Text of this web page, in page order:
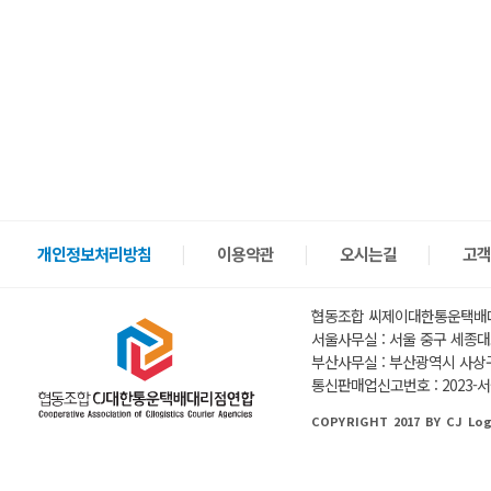
개인정보처리방침 이용약관 오시는길 고
협동조합 씨제이대한통운택
서울사무실 : 서울 중구 세종
부산사무실 : 부산광역시 사
통신판매업신고번호 : 2023-
COPYRIGHT 2017 BY CJ